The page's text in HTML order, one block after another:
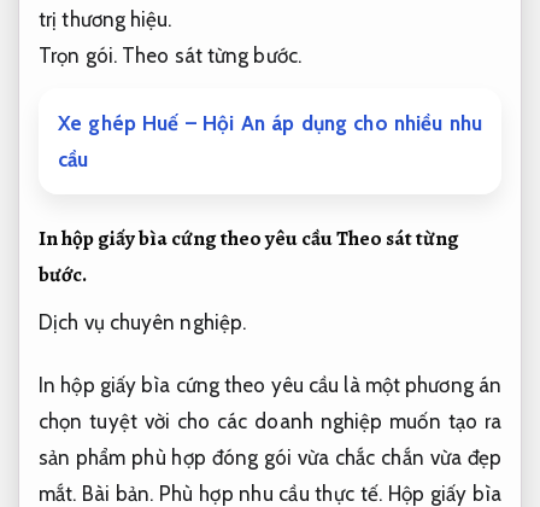
trị thương hiệu.
Trọn gói. Theo sát từng bước.
Xe ghép Huế – Hội An áp dụng cho nhiều nhu
cầu
In hộp giấy bìa cứng theo yêu cầuTheo sát từng
bước.
Dịch vụ chuyên nghiệp.
In hộp giấy bìa cứng theo yêu cầu là một phương án
chọn tuyệt vời cho các doanh nghiệp muốn tạo ra
sản phẩm phù hợp đóng gói vừa chắc chắn vừa đẹp
mắt. Bài bản. Phù hợp nhu cầu thực tế.Hộp giấy bìa